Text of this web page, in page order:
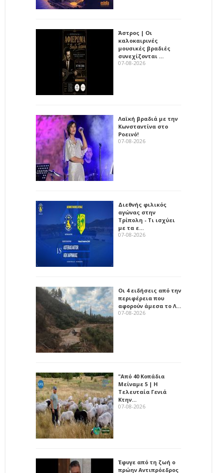
Άστρος | Οι
καλοκαιρινές
μουσικές βραδιές
συνεχίζονται …
07-08-2026
Λαϊκή βραδιά με την
Κωνσταντίνα στο
Ροεινό!
07-08-2026
Διεθνής φιλικός
αγώνας στην
Τρίπολη - Τι ισχύει
με τα ε…
07-08-2026
Οι 4 ειδήσεις από την
περιφέρεια που
αφορούν άμεσα το Λ…
07-08-2026
"Από 40 Κοπάδια
Μείναμε 5 | Η
Τελευταία Γενιά
Κτην…
07-08-2026
Έφυγε από τη ζωή ο
πρώην Αντιπρόεδρος